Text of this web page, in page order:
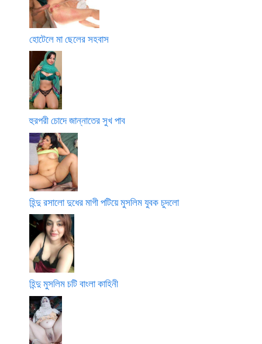
হোটেলে মা ছেলের সহবাস
হুরপরী চোদে জান্নাতের সুখ পাব
হিন্দু রসালো দুধের মাগী পটিয়ে মুসলিম যুবক চুদলো
হিন্দু মুসলিম চটি বাংলা কাহিনী